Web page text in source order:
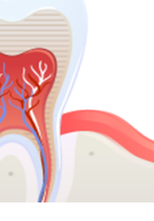
예방 및 차단교정
기능교정
청소년교정
기타진료
소아수술